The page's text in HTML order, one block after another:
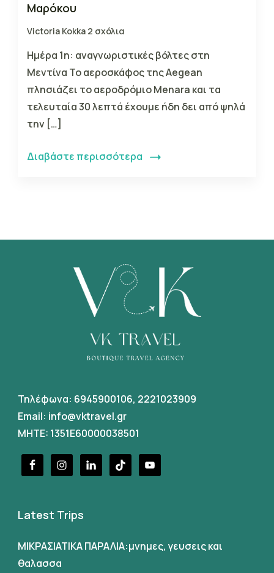
Μαρόκου
Victoria Kokka 2 σχόλια
Ημέρα 1η: αναγνωριστικές βόλτες στη
Μεντίνα Το αεροσκάφος της Aegean
πλησιάζει το αεροδρόμιο Menara και τα
τελευταία 30 λεπτά έχουμε ήδη δει από ψηλά
την […]
Διαβάστε περισσότερα
Τηλέφωνα: 6945900106, 2221023909
Email: info@vktravel.gr
MHTE: 1351E60000038501
Latest Trips
ΜΙΚΡΑΣΙΑΤΙΚΑ ΠΑΡΑΛΙΑ:μνημες, γευσεις και
θαλασσα